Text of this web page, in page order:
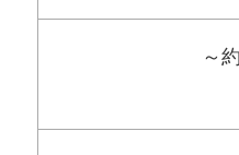
～